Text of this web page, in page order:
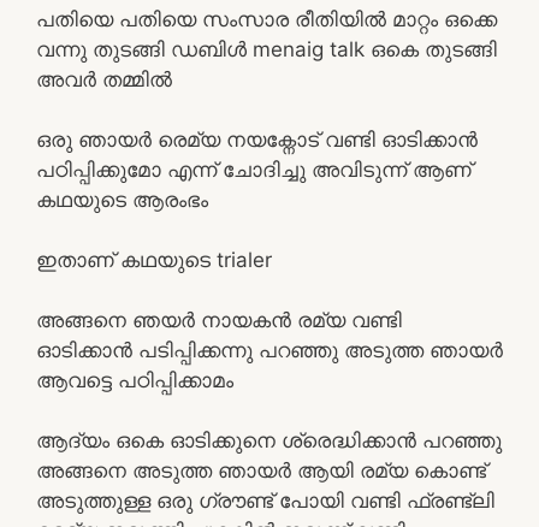
പതിയെ പതിയെ സംസാര രീതിയിൽ മാറ്റം ഒക്കെ
വന്നു തുടങ്ങി ഡബിൾ menaig talk ഒകെ തുടങ്ങി
അവർ തമ്മിൽ
ഒരു ഞായർ രെമ്യ നയക്നോട് വണ്ടി ഓടിക്കാൻ
പഠിപ്പിക്കുമോ എന്ന് ചോദിച്ചു അവിടുന്ന് ആണ്
കഥയുടെ ആരംഭം
ഇതാണ് കഥയുടെ trialer
അങ്ങനെ ഞയർ നായകൻ രമ്യ വണ്ടി
ഓടിക്കാൻ പടിപ്പിക്കന്നു പറഞ്ഞു അടുത്ത ഞായർ
ആവട്ടെ പഠിപ്പിക്കാമം
ആദ്യം ഒകെ ഓടിക്കുനെ ശ്രെദ്ധിക്കാൻ പറഞ്ഞു
അങ്ങനെ അടുത്ത ഞായർ ആയി രമ്യ കൊണ്ട്
അടുത്തുള്ള ഒരു ഗ്രൗണ്ട് പോയി വണ്ടി ഫ്രണ്ട്‌ലി